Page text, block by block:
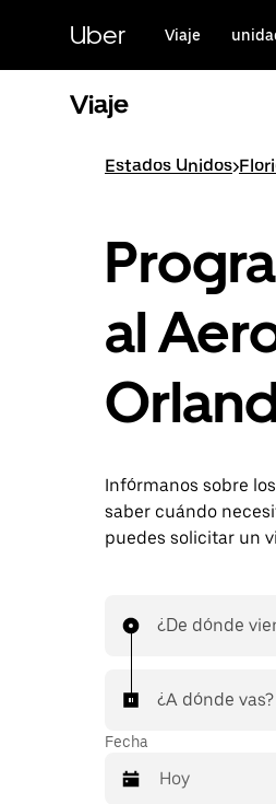
contenido
principal
Uber Viaje
Viaje
Estados Unidos>
al
Infórmanos sobre
saber cuándo
puedes solicitar un
¿De dónde
¿A dónde vas?
Fecha